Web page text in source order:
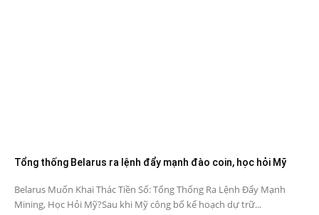
Tổng thống Belarus ra lệnh đẩy mạnh đào coin, học hỏi Mỹ
Belarus Muốn Khai Thác Tiền Số: Tổng Thống Ra Lệnh Đẩy Mạnh
Mining, Học Hỏi Mỹ?Sau khi Mỹ công bố kế hoạch dự trữ...